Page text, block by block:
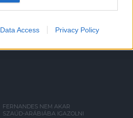
Data Access Privacy Policy
FERNANDES NEM AKAR
SZAÚD-ARÁBIÁBA IGAZOLNI